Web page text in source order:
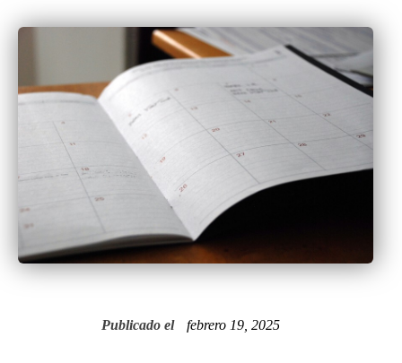
Publicado el febrero 19, 2025